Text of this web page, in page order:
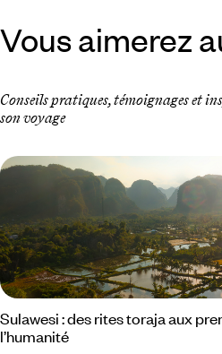
Vous aimerez
Conseils pratiques, témoignages et
son voyage
Sulawesi : des rites toraja aux
l’humanité